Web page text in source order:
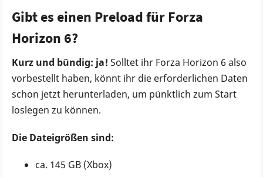
Gibt es einen Preload für Forza
Horizon 6?
Kurz und bündig: ja! Solltet ihr Forza Horizon 6 also
vorbestellt haben, könnt ihr die erforderlichen Daten
schon jetzt herunterladen, um pünktlich zum Start
loslegen zu können.
Die Dateigrößen sind:
ca. 145 GB (Xbox)